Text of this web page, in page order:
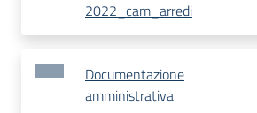
2022_cam_arredi
Documentazione
amministrativa